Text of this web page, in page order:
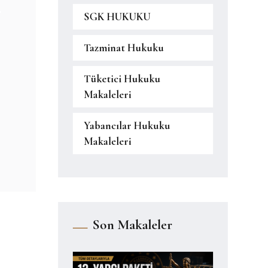
SGK HUKUKU
Tazminat Hukuku
Tüketici Hukuku
Makaleleri
Yabancılar Hukuku
Makaleleri
Son Makaleler